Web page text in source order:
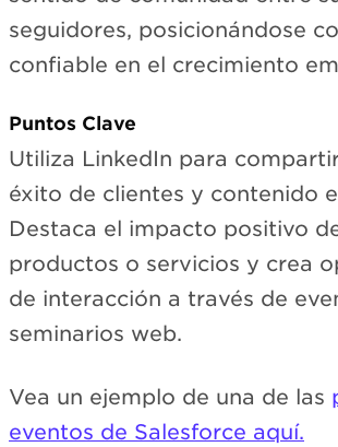
seguidores, posicionándose
confiable en el crecimiento
Puntos Clave
Utiliza LinkedIn para
éxito de clientes y contenido
Destaca el impacto positivo
productos o servicios y crea
de interacción a través de
seminarios web.
Vea un ejemplo de una de las
eventos de Salesforce aquí.